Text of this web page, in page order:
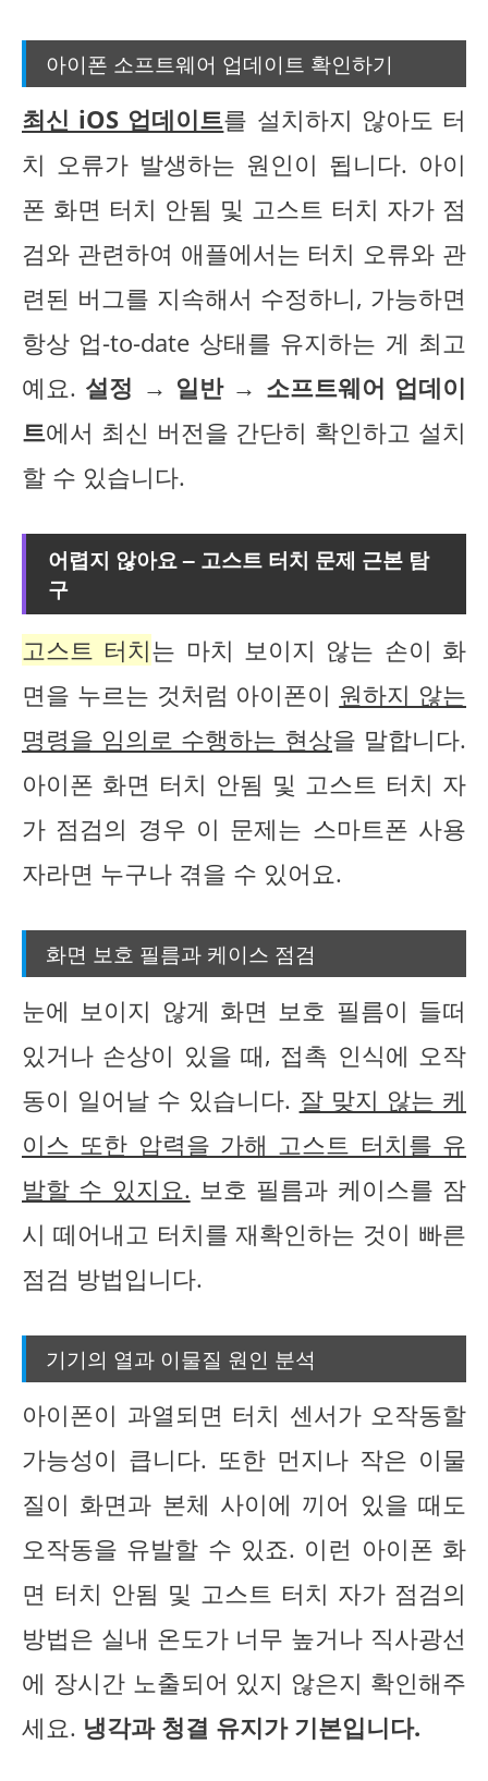
아이폰 소프트웨어 업데이트 확인하기
최신 iOS 업데이트를 설치하지 않아도 터
치 오류가 발생하는 원인이 됩니다. 아이
폰 화면 터치 안됨 및 고스트 터치 자가 점
검와 관련하여 애플에서는 터치 오류와 관
련된 버그를 지속해서 수정하니, 가능하면
항상 업-to-date 상태를 유지하는 게 최고
예요. 설정 → 일반 → 소프트웨어 업데이
트에서 최신 버전을 간단히 확인하고 설치
할 수 있습니다.
어렵지 않아요 – 고스트 터치 문제 근본 탐
구
고스트 터치는 마치 보이지 않는 손이 화
면을 누르는 것처럼 아이폰이 원하지 않는
명령을 임의로 수행하는 현상을 말합니다.
아이폰 화면 터치 안됨 및 고스트 터치 자
가 점검의 경우 이 문제는 스마트폰 사용
자라면 누구나 겪을 수 있어요.
화면 보호 필름과 케이스 점검
눈에 보이지 않게 화면 보호 필름이 들떠
있거나 손상이 있을 때, 접촉 인식에 오작
동이 일어날 수 있습니다. 잘 맞지 않는 케
이스 또한 압력을 가해 고스트 터치를 유
발할 수 있지요. 보호 필름과 케이스를 잠
시 떼어내고 터치를 재확인하는 것이 빠른
점검 방법입니다.
기기의 열과 이물질 원인 분석
아이폰이 과열되면 터치 센서가 오작동할
가능성이 큽니다. 또한 먼지나 작은 이물
질이 화면과 본체 사이에 끼어 있을 때도
오작동을 유발할 수 있죠. 이런 아이폰 화
면 터치 안됨 및 고스트 터치 자가 점검의
방법은 실내 온도가 너무 높거나 직사광선
에 장시간 노출되어 있지 않은지 확인해주
세요. 냉각과 청결 유지가 기본입니다.